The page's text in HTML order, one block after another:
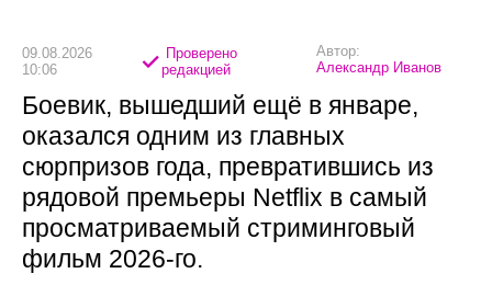
09.08.2026
10:06
Проверено
редакцией
Автор:
Александр Иванов
Боевик, вышедший ещё в январе,
оказался одним из главных
сюрпризов года, превратившись из
рядовой премьеры Netflix в самый
просматриваемый стриминговый
фильм 2026-го.